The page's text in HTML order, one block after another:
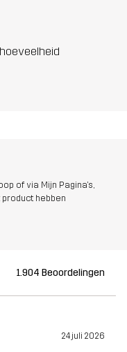
of via Mijn Pagina's,
hebben
1.904 Beoordelingen
24 juli 2026